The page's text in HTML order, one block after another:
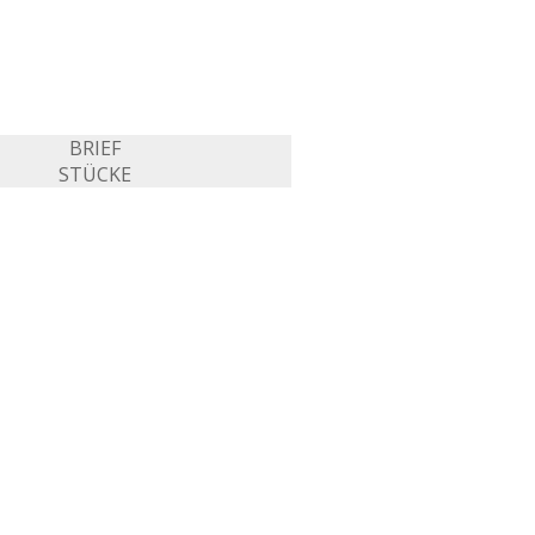
BRIEF
STÜCKE